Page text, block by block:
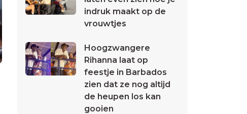
indruk maakt op de
vrouwtjes
Hoogzwangere
Rihanna laat op
feestje in Barbados
zien dat ze nog altijd
de heupen los kan
gooien